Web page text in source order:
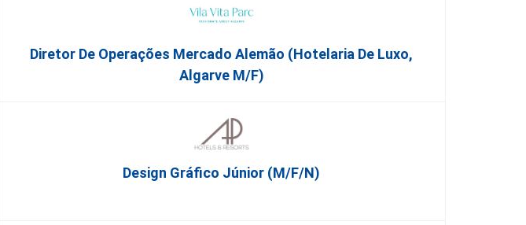
Diretor De Operações Mercado Alemão (Hotelaria De Luxo,
Algarve M/F)
Design Gráfico Júnior (m/f/n)